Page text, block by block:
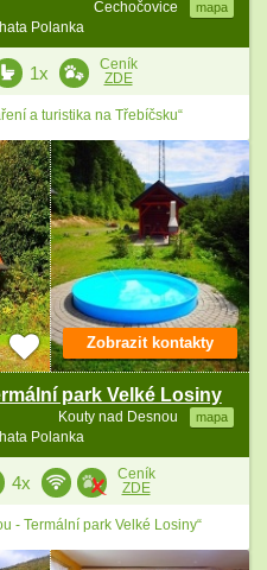
Čechočovice mapa
Polanka
1x
Ceník
ZDE
a turistika na Třebíčsku“
park Velké Losiny
Kouty nad Desnou mapa
Polanka
Zobrazit kontakty
4x
Ceník
ZDE
- Termální park Velké Losiny“